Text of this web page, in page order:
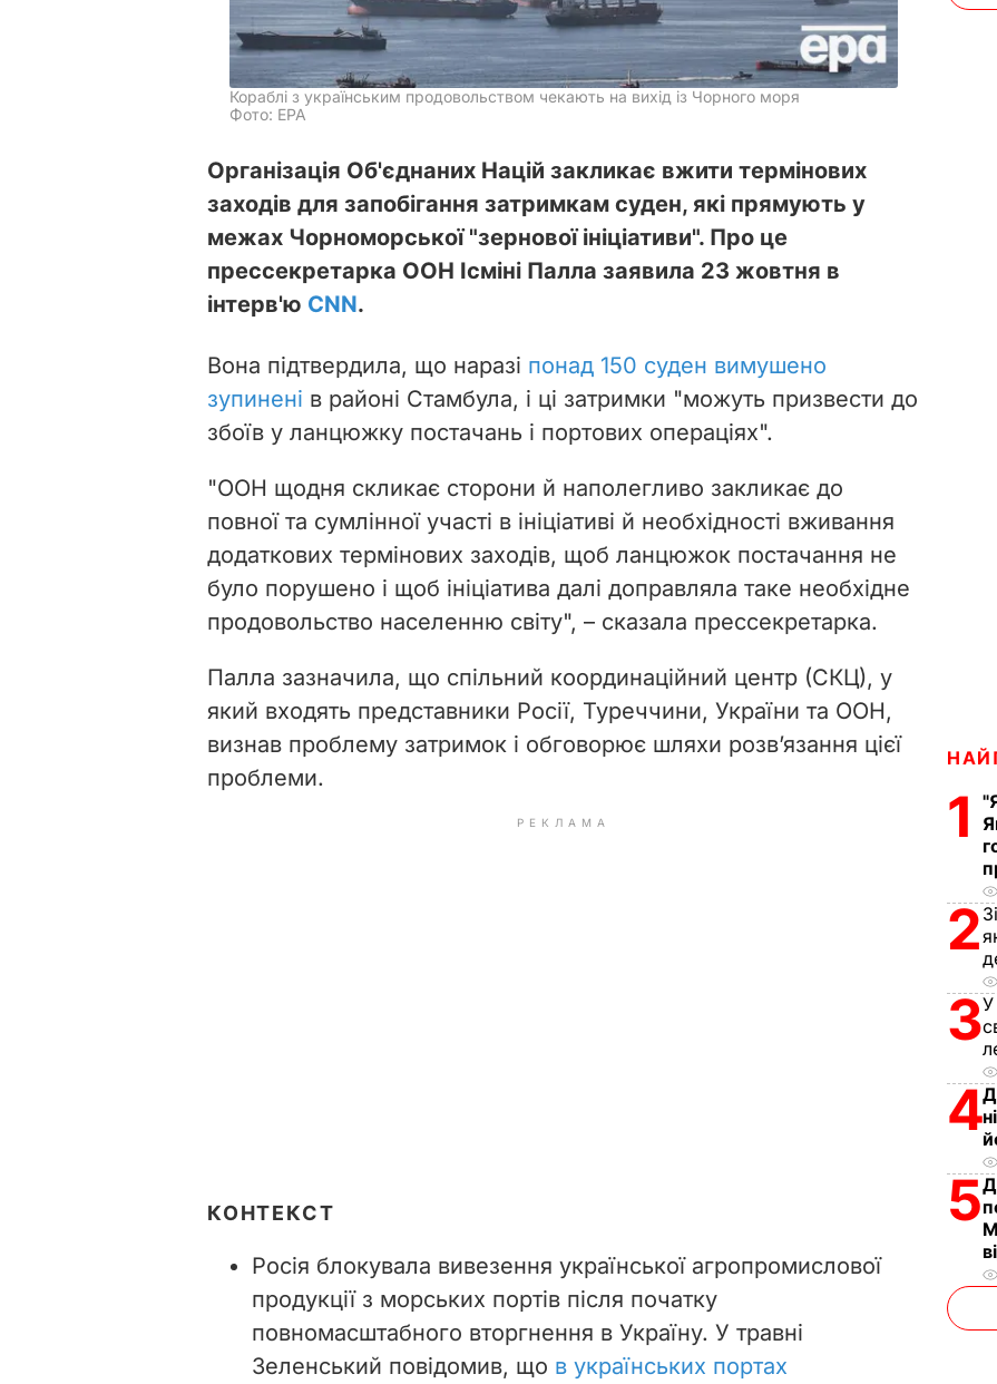
Кораблі з українським продовольством чекають на вихід із Чорного моря
Фото: ЕРА
Організація Об'єднаних Націй закликає вжити термінових
заходів для запобігання затримкам суден, які прямують у
межах Чорноморської "зернової ініціативи". Про це
прессекретарка ООН Ісміні Палла заявила 23 жовтня в
інтерв'ю CNN.
Вона підтвердила, що наразі понад 150 суден вимушено
зупинені в районі Стамбула, і ці затримки "можуть призвести до
збоїв у ланцюжку постачань і портових операціях".
"ООН щодня скликає сторони й наполегливо закликає до
повної та сумлінної участі в ініціативі й необхідності вживання
додаткових термінових заходів, щоб ланцюжок постачання не
було порушено і щоб ініціатива далі доправляла таке необхідне
продовольство населенню світу", – сказала прессекретарка.
Палла зазначила, що спільний координаційний центр (СКЦ), у
який входять представники Росії, Туреччини, України та ООН,
визнав проблему затримок і обговорює шляхи розв’язання цієї
проблеми.
РЕКЛАМА
КОНТЕКСТ
Росія блокувала вивезення української агропромислової
продукції з морських портів після початку
повномасштабного вторгнення в Україну. У травні
Зеленський повідомив, що в українських портах
1
2
3У
4
5